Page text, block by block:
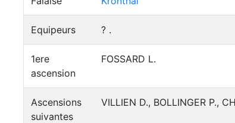
Equipeurs ? .
1ere
ascension
FOSSARD L.
Ascensions
suivantes
VILLIEN D., BOLLINGER P.,